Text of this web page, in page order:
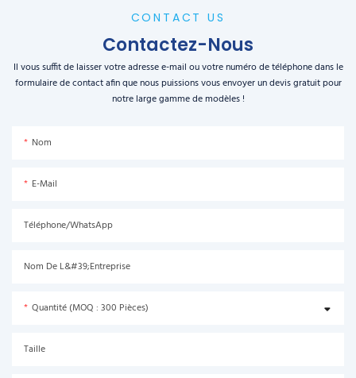
CONTACT US
Contactez-Nous
Il vous suffit de laisser votre adresse e-mail ou votre numéro de téléphone dans le
formulaire de contact afin que nous puissions vous envoyer un devis gratuit pour
notre large gamme de modèles !
Nom
E-Mail
Téléphone/WhatsApp
Nom De L&#39;entreprise
Quantité (MOQ : 300 Pièces)
Taille